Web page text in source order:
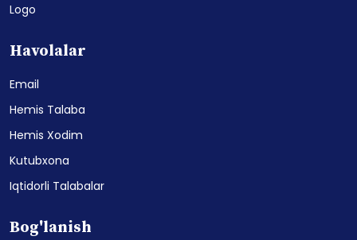
Logo
Havolalar
Email
Hemis Talaba
Hemis Xodim
Kutubxona
Iqtidorli Talabalar
Bog'lanish